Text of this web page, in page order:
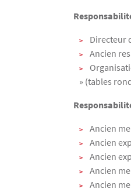
Directeur
Ancien
» (tables
Ancien
Ancien
Ancien
Ancien
Ancien